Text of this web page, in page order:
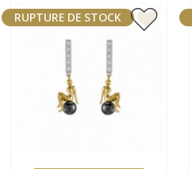
RUPTURE DE STOCK